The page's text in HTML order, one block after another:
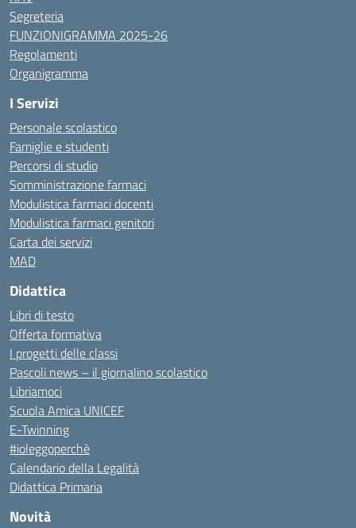
Segreteria
FUNZIONIGRAMMA 2025-26
Regolamenti
Organigramma
I Servizi
Personale scolastico
Famiglie e studenti
Percorsi di studio
Somministrazione farmaci
Modulistica farmaci docenti
Modulistica farmaci genitori
Carta dei servizi
MAD
Didattica
Libri di testo
Offerta formativa
I progetti delle classi
Pascoli news – il giornalino scolastico
Libriamoci
Scuola Amica UNICEF
E-Twinning
#ioleggoperchè
Calendario della Legalità
Didattica Primaria
Novità